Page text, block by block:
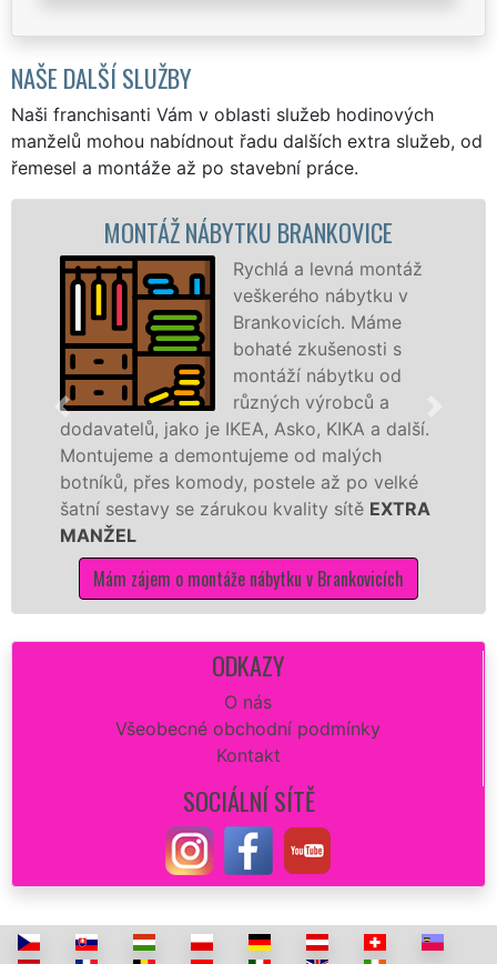
NAŠE DALŠÍ SLUŽBY
Naši franchisanti Vám v oblasti služeb hodinových
manželů mohou nabídnout řadu dalších extra služeb, od
řemesel a montáže až po stavební práce.
NÁBYTKU BRANKOVICE
Rychlá a levná montáž
veškerého nábytku v
Brankovicích. Máme
bohaté zkušenosti s
montáží nábytku od
různých výrobců a
jako je IKEA, Asko, KIKA a další.
a demontujeme od malých
přes komody, postele až po velké
se zárukou kvality sítěEXTRA
zájem o montáže nábytku v Brankovicích
různých
tuto
ODKAZY
O nás
Všeobecné obchodní podmínky
Kontakt
SOCIÁLNÍ SÍTĚ